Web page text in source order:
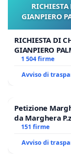
GIANPIERO
RICHIESTA DI
GIANPIERO
1 504 firme
Avviso di
Petizione
da Marghera
Polo tariffa a €
151 firme
Avviso di